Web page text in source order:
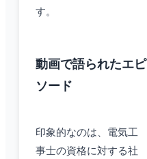
す。
動画で語られたエピ
ソード
印象的なのは、電気工
事士の資格に対する社